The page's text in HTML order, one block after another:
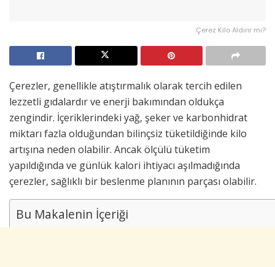
Çerez Kilo Aldırır mı?
Çerezler, genellikle atıştırmalık olarak tercih edilen
lezzetli gıdalardır ve enerji bakımından oldukça
zengindir. İçeriklerindeki yağ, şeker ve karbonhidrat
miktarı fazla olduğundan bilinçsiz tüketildiğinde kilo
artışına neden olabilir. Ancak ölçülü tüketim
yapıldığında ve günlük kalori ihtiyacı aşılmadığında
çerezler, sağlıklı bir beslenme planının parçası olabilir.
Bu Makalenin İçeriği